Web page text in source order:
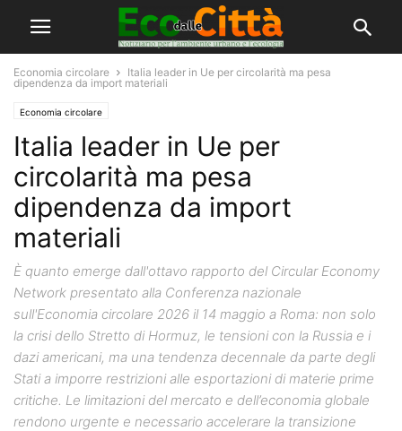
Economia circolare
Italia leader in Ue per circolarità ma pesa
dipendenza da import materiali
Economia circolare
Italia leader in Ue per
circolarità ma pesa
dipendenza da import
materiali
È quanto emerge dall'ottavo rapporto del Circular Economy
Network presentato alla Conferenza nazionale
sull'Economia circolare 2026 il 14 maggio a Roma: non solo
la crisi dello Stretto di Hormuz, le tensioni con la Russia e i
dazi americani, ma una tendenza decennale da parte degli
Stati a imporre restrizioni alle esportazioni di materie prime
critiche. Le limitazioni del mercato e dell’economia globale
rendono urgente e necessario accelerare la transizione